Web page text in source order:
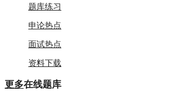
题库练习
申论热点
面试热点
资料下载
更多在线题库